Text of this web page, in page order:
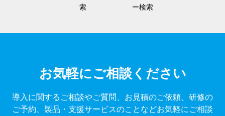
索
ー検索
お気軽にご相談ください
導入に関するご相談やご質問、お見積のご依頼、研修の
ご予約、製品・支援サービスのことなどお気軽にご相談